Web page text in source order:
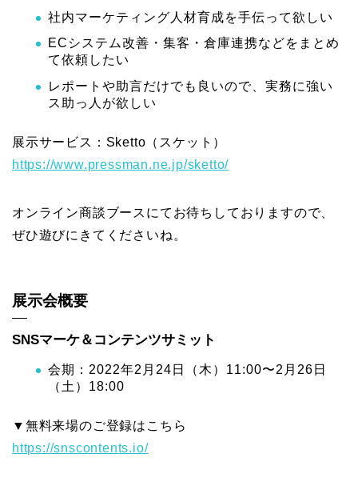
社内マーケティング人材育成を手伝って欲しい
ECシステム改善・集客・倉庫連携などをまとめ
て依頼したい
レポートや助言だけでも良いので、実務に強い
ス助っ人が欲しい
展示サービス：Sketto（スケット）
https://www.pressman.ne.jp/sketto/
オンライン商談ブースにてお待ちしておりますので、
ぜひ遊びにきてくださいね。
展示会概要
SNSマーケ＆ コンテンツサミット
会期：2022年2月24日（木）11:00〜2月26日
（土）18:00
▼無料来場のご登録はこちら
https://snscontents.io/